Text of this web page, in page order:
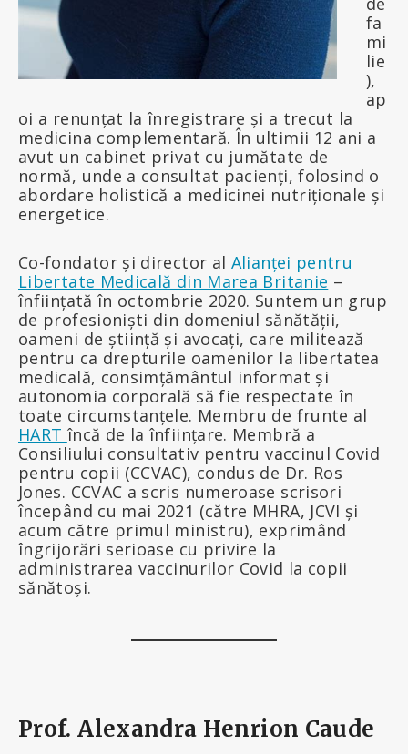
fa
mi
lie
),
ap
oi a renunțat la înregistrare și a trecut la
medicina complementară. În ultimii 12 ani a
avut un cabinet privat cu jumătate de
normă, unde a consultat pacienți, folosind o
abordare holistică a medicinei nutriționale și
energetice.
Co-fondator și director al Alianței pentru
Libertate Medicală din Marea Britanie –
înființată în octombrie 2020. Suntem un grup
de profesioniști din domeniul sănătății,
oameni de știință și avocați, care militează
pentru ca drepturile oamenilor la libertatea
medicală, consimțământul informat și
autonomia corporală să fie respectate în
toate circumstanțele. Membru de frunte al
HART încă de la înființare. Membră a
Consiliului consultativ pentru vaccinul Covid
pentru copii (CCVAC), condus de Dr. Ros
Jones. CCVAC a scris numeroase scrisori
începând cu mai 2021 (către MHRA, JCVI și
acum către primul ministru), exprimând
îngrijorări serioase cu privire la
administrarea vaccinurilor Covid la copii
sănătoși.
Prof. Alexandra Henrion Caude